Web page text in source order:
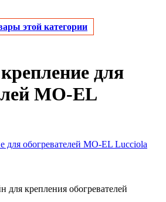
этой категории
для
MO-EL
для крепления обогревателей